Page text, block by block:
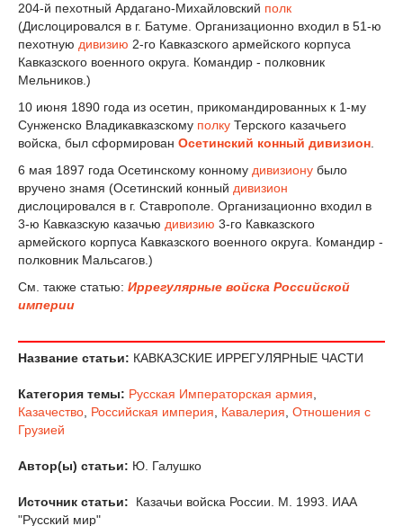
204-й пехотный Ардагано-Михайловский полк
(Дислоцировался в г. Батуме. Организационно входил в 51-ю
пехотную дивизию 2-го Кавказского армейского корпуса
Кавказского военного округа. Командир - полковник
Мельников.)
10 июня 1890 года из осетин, прикомандированных к 1-му
Сунженско Владикавказскому полку Терского казачьего
войска, был сформирован Осетинский конный дивизион.
6 мая 1897 года Осетинскому конному дивизиону было
вручено знамя (Осетинский конный дивизион
дислоцировался в г. Ставрополе. Организационно входил в
3-ю Кавказскую казачью дивизию 3-го Кавказского
армейского корпуса Кавказского военного округа. Командир -
полковник Мальсагов.)
См. также статью: Иррегулярные войска Российской
империи
Название статьи: КАВКАЗСКИЕ ИРРЕГУЛЯРНЫЕ ЧАСТИ
Категория темы: Русская Императорская армия
Казачество Российская империя Кавалерия Отношения с
Грузией
Автор(ы) статьи: Ю. Галушко
Источник статьи:
Казачьи войска России. М. 1993. ИАА
"Русский мир"